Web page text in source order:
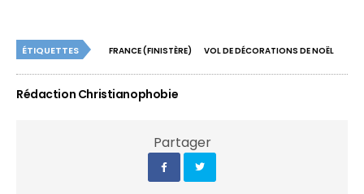
ÉTIQUETTES FRANCE (FINISTÈRE) VOL DE DÉCORATIONS DE NOËL
Rédaction Christianophobie
Partager